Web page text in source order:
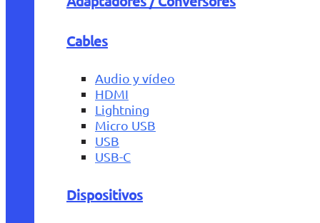
Cables
Audio y vídeo
HDMI
Lightning
Micro USB
USB
USB-C
Dispositivos